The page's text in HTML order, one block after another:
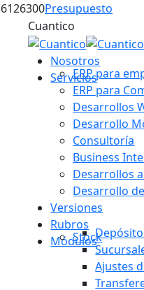
Skip
content
Presupuesto
Cuantico
Nosotros
ServiciosERP para
ERP para
Desarrollos
Desarrollo
Consultoría
Business
Desarrollos
Desarrollo
Versiones
Rubros
Módulos
Stock
Ajustes